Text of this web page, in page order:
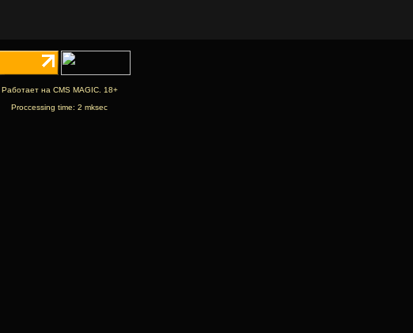
Работает на CMS MAGIC. 18+
Proccessing time: 2 mksec